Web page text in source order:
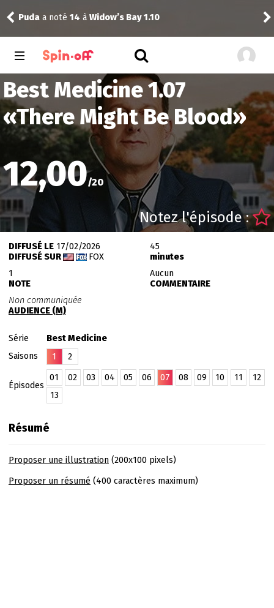
Puda a noté 14 à Widow’s Bay 1.10
Best Medicine 1.07
«There Might Be Blood»
12,00/20
Notez l'épisode :
DIFFUSÉ LE17/02/2026
DIFFUSÉ SUR
FOX
45
minutes
1
NOTE
Aucun
COMMENTAIRE
Non communiquée
AUDIENCE (M)
Série
Best Medicine
Saisons
1 2
Épisodes
01 02 03 04 05 06 07 08 09 10 11
12
13
Résumé
Proposer une illustration(200x100 pixels)
Proposer un résumé (400 caractères maximum)